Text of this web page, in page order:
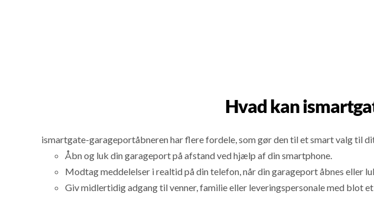
Hvad kan
ismartgate-garageportåbneren har flere fordele, som gør den til et smart valg til
Åbn og luk din garageport på afstand ved hjælp af din smartphone.
Modtag meddelelser i realtid på din telefon, når din garageport åbnes eller
Giv midlertidig adgang til venner, familie eller leveringspersonale med blot